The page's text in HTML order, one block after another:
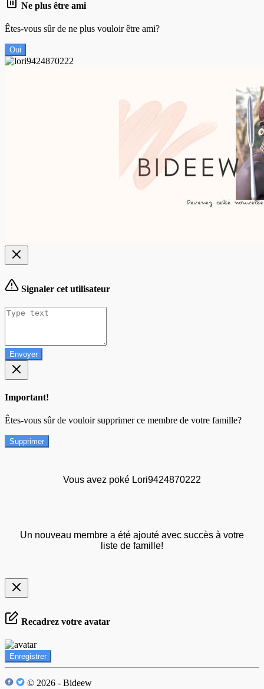
Ne plus être ami
Êtes-vous sûr de ne plus vouloir être ami?
Oui
Signaler cet utilisateur
Envoyer
Important!
Êtes-vous sûr de vouloir supprimer ce membre de votre famille?
Supprimer
Vous avez poké Lori9424870222
Un nouveau membre a été ajouté avec succès à votre
liste de famille!
Recadrez votre avatar
Enregistrer
© 2026 - Bideew